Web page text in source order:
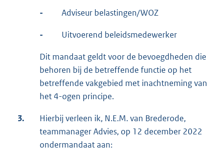
- Adviseur belastingen/WOZ
- Uitvoerend beleidsmedewerker
Dit mandaat geldt voor de bevoegdheden die
behoren bij de betreffende functie op het
betreffende vakgebied met inachtneming van
het 4-ogen principe.
3.
Hierbij verleen ik, N.E.M. van Brederode,
teammanager Advies, op 12 december 2022
ondermandaat aan: